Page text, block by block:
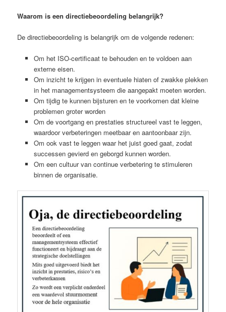
Waarom is een directiebeoordeling belangrijk?
De directiebeoordeling is belangrijk om de volgende redenen:
Om het ISO-certificaat te behouden en te voldoen aan
externe eisen.
Om inzicht te krijgen in eventuele hiaten of zwakke plekken
in het managementsysteem die aangepakt moeten worden.
Om tijdig te kunnen bijsturen en te voorkomen dat kleine
problemen groter worden
Om de voortgang en prestaties structureel vast te leggen,
waardoor verbeteringen meetbaar en aantoonbaar zijn.
Om ook vast te leggen waar het juist goed gaat, zodat
successen gevierd en geborgd kunnen worden.
Om een cultuur van continue verbetering te stimuleren
binnen de organisatie.